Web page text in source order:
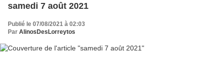
samedi 7 août 2021
Publié le 07/08/2021 à 02:03
Par AlinosDesLorreytos